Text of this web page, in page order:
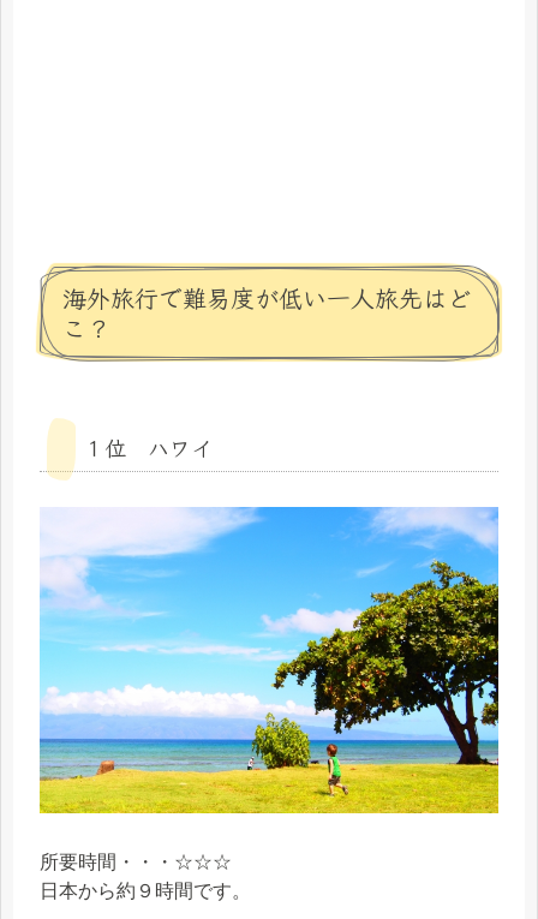
海外旅行で難易度が低い一人旅先はど
こ？
１位 ハワイ
所要時間・・・☆☆☆
日本から約９時間です。